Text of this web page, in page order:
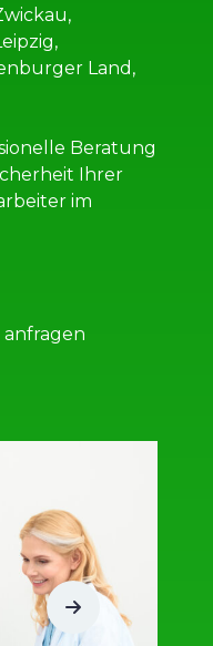
Land,
Beratung
Ihrer
im